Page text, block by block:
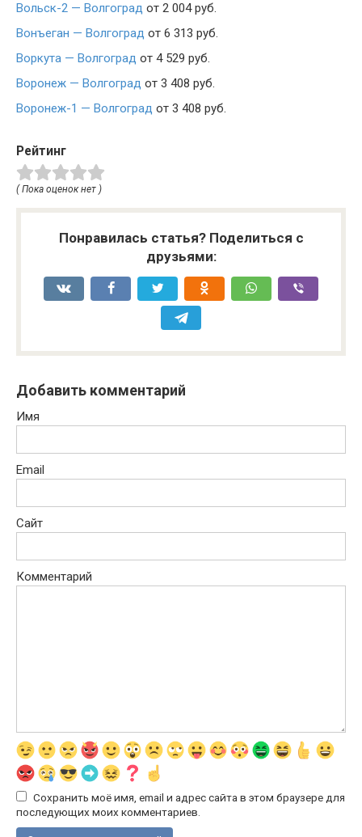
Вольск-2 — Волгоград от 2 004 руб.
Вонъеган — Волгоград от 6 313 руб.
Воркута — Волгоград от 4 529 руб.
Воронеж — Волгоград от 3 408 руб.
Воронеж-1 — Волгоград от 3 408 руб.
Рейтинг
( Пока оценок нет )
Понравилась статья? Поделиться с
друзьями:
Добавить комментарий
Имя
Email
Сайт
Комментарий
Сохранить моё имя, email и адрес сайта в этом браузере для
последующих моих комментариев.